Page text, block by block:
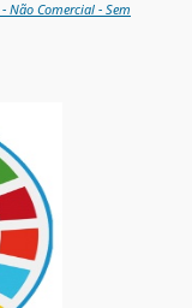
Não Comercial - Sem